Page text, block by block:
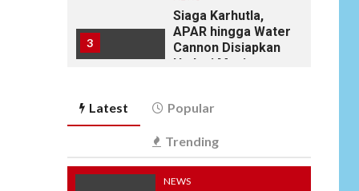
3
Siaga Karhutla,
APAR hingga Water
Cannon Disiapkan
Hadapi Musim
Bakar Lahan
Pun
NEWS
Latest Popular
Trending
NEWS